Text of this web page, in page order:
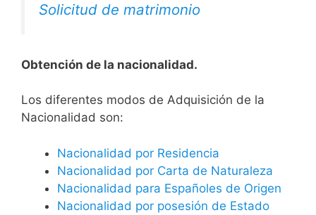
Solicitud de matrimonio
Obtención de la nacionalidad.
​​​Los diferentes modos de Adquisición de la
Nacionalidad son:
Nacionalidad por Residencia
Nacionalidad por Carta de Naturaleza
Nacionalidad para Españoles de Origen
Nacionalidad por posesión de Estado